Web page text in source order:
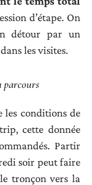
d’étape. On
détour par un
les visites.
parcours
les conditions de
cette donnée
Partir
soir peut faire
tronçon vers la